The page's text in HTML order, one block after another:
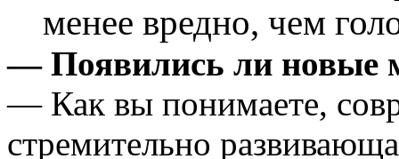
менее вредно, чем
— Появились ли новые
— Как вы понимаете,
стремительно